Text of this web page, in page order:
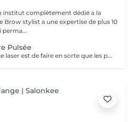
institut complètement dédié a la
Brow stylist a une expertise de plus 10
perma...
Pulsée
L'objectif du détatouage laser est de faire en sorte que les particules d'encre soient digérables par l'organisme. Ainsi le faisceau d'énergie du laser vise le pigment et permet de le faire éclater. Il va ensuite être éliminé par les globules blancs. La quantité de séances dépendra du type d'encre, de la peau et de la technique utilisée par le professionnel qui a réalisé votre tatouage des sourcils. seulement un mois apres la première séance la praticienne pourra déterminer le numéro de séances nécessaires, dans. certaines cas une seule séance suffit comme dans certains outres nous pouvons besoin de trois ou plus. Les poils peuvent temporairement devenir blancs "en raison de l'élimination des pigments" explique l'experte. Cette décoloration est courante et temporaire (en quelques jours seulement, les sourcils retrouvent leur couleur d'origine).